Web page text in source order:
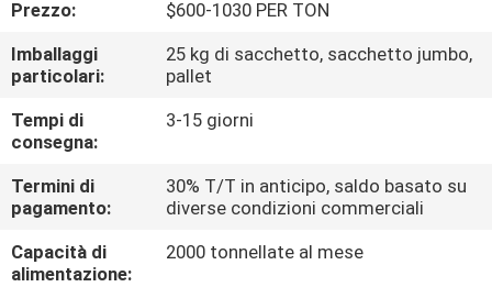
FABBRICA
CONTROLLO
DELLA
QUALITÀ
CONTATTACI
Prezzo:
$600-1030 PER TON
Imballaggi
particolari:
25 kg di sacchetto, sacchetto jumbo,
pallet
Tempi di
consegna:
3-15 giorni
Termini di
pagamento:
30% T/T in anticipo, saldo basato su
diverse condizioni commerciali
Capacità di
alimentazione:
2000 tonnellate al mese